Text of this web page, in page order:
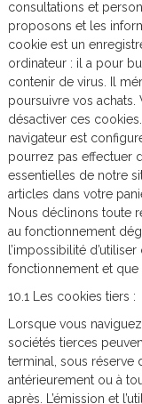
consultations et
proposons et les
cookie est un
ordinateur : il a pour
contenir de virus. Il
poursuivre vos
désactiver ces
navigateur est
pourrez pas effectuer
essentielles de notre
articles dans votre
Nous déclinons toute
au fonctionnement
l’impossibilité
fonctionnement et que
10.1 Les cookies tiers :
Lorsque vous
sociétés tierces
terminal, sous réserve
antérieurement ou à
après. L’émission et